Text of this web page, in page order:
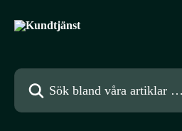
Sök bland våra artiklar …